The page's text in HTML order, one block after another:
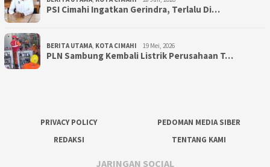
PSI Cimahi Ingatkan Gerindra, Terlalu Di…
BERITA UTAMA, KOTA CIMAHI 19 Mei, 2026
PLN Sambung Kembali Listrik Perusahaan T…
PRIVACY POLICY
PEDOMAN MEDIA SIBER
REDAKSI
TENTANG KAMI
JARINGAN SOCIAL